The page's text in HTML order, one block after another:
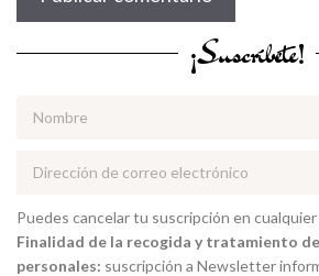
¡Suscríbete!
Puedes cancelar tu suscripción en
Finalidad de la recogida y tratamiento
personales: suscripción a Newsletter